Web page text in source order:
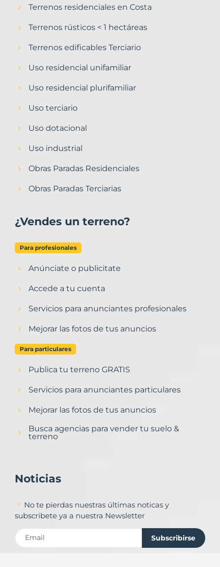
Terrenos residenciales en Costa
Terrenos rústicos < 1 hectáreas
Terrenos edificables Terciario
Uso residencial unifamiliar
Uso residencial plurifamiliar
Uso terciario
Uso dotacional
Uso industrial
Obras Paradas Residenciales
Obras Paradas Terciarias
¿Vendes un terreno?
Para profesionales
Anúnciate o publicitate
Accede a tu cuenta
Servicios para anunciantes profesionales
Mejorar las fotos de tus anuncios
Para particulares
Publica tu terreno GRATIS
Servicios para anunciantes particulares
Mejorar las fotos de tus anuncios
Busca agencias para vender tu suelo &
terreno
Noticias
No te pierdas nuestras últimas noticas y
subscribete ya a nuestra Newsletter
Subscribirse